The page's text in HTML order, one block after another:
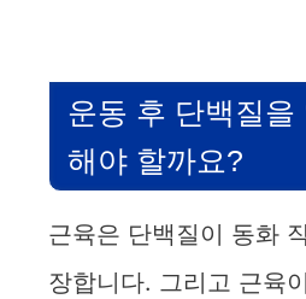
운동 후 단백질을
해야 할까요?
근육은 단백질이 동화
장합니다. 그리고 근육